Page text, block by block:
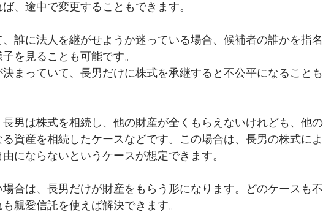
、途中で変更することもできます。
誰に法人を継がせようか迷っている場合、候補者の誰かを指名
を見ることも可能です。
まっていて、長男だけに株式を承継すると不公平になること
男は株式を相続し、他の財産が全くもらえないけれども、他
資産を相続したケースなどです。この場合は、長男の株式に
にならないというケースが想定できます。
合は、長男だけが財産をもらう形になります。どのケースも
親愛信託を使えば解決できます。